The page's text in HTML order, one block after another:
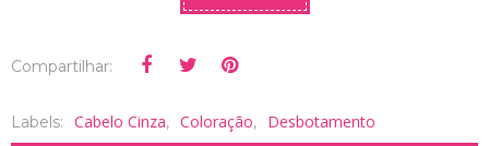
Compartilhar:
Labels: Cabelo Cinza, Coloração, Desbotamento